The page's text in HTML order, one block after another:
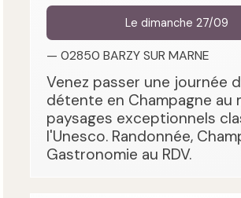
Le dimanche 27/09
— 02850 BARZY SUR MARNE
Venez passer une journée
détente en Champagne au
paysages exceptionnels
l'Unesco. Randonnée,
Gastronomie au RDV.